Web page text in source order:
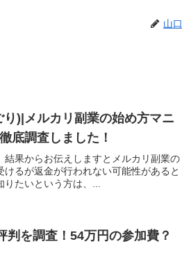
山口
)|メルカリ副業の始め方マニ
底調査しました！
果からお伝えしますとメルカリ副業の
るが返金が行われない可能性があると
りたいという方は、...
を調査！54万円の参加費？